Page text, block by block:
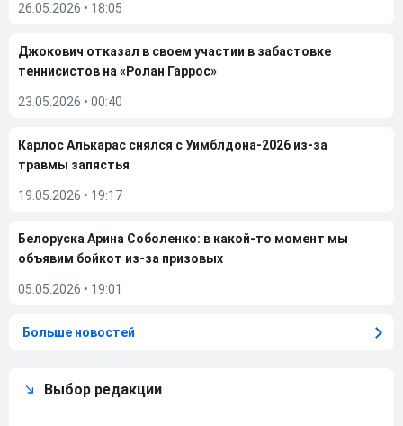
26.05.2026 • 18:05
Джокович отказал в своем участии в забастовке
теннисистов на «Ролан Гаррос»
23.05.2026 • 00:40
Карлос Алькарас снялся с Уимблдона-2026 из-за
травмы запястья
19.05.2026 • 19:17
Белоруска Арина Соболенко: в какой-то момент мы
объявим бойкот из-за призовых
05.05.2026 • 19:01
Больше новостей
Выбор редакции